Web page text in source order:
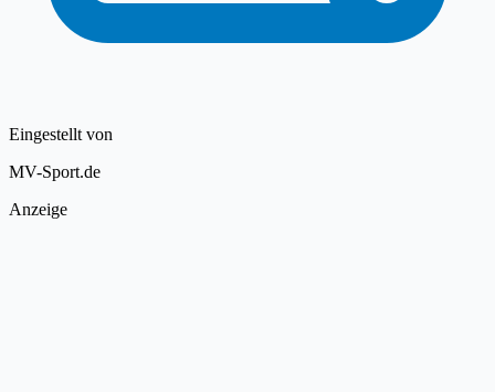
Eingestellt von
MV-Sport.de
Anzeige